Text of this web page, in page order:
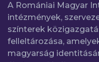
A Romániai Magyar
intézmények,
színterek
felleltározása,
magyarság